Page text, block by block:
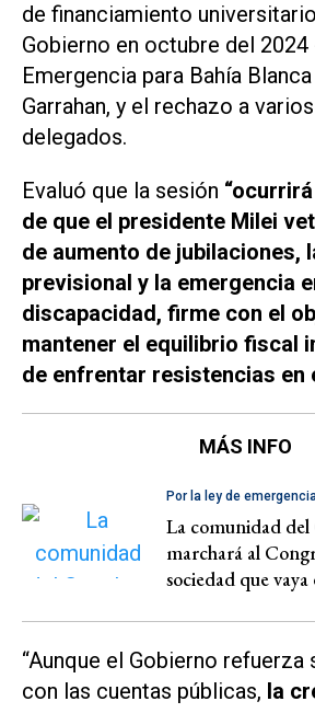
de financiamiento
Gobierno en octubre del 2024
Emergencia para Bahía
Garrahan, y el rechazo a
delegados.
Evaluó que la sesión
de que el presidente Milei
de aumento de jubilaciones,
previsional y la emergencia
discapacidad, firme con el
mantener el equilibrio fiscal
de enfrentar resistencias en
MÁS INFO
Por la ley de
La comunidad
marchará al
sociedad que vaya
“Aunque el Gobierno
con las cuentas públicas, la